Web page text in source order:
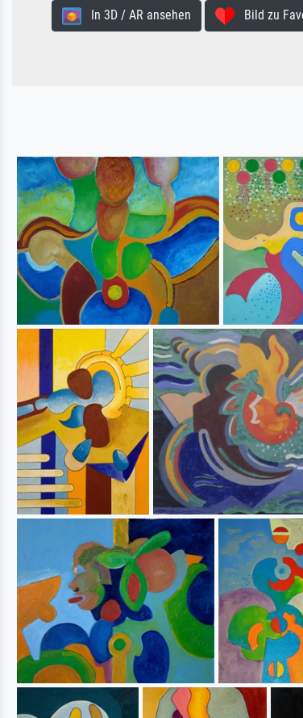
In 3D / AR ansehen Bild zu